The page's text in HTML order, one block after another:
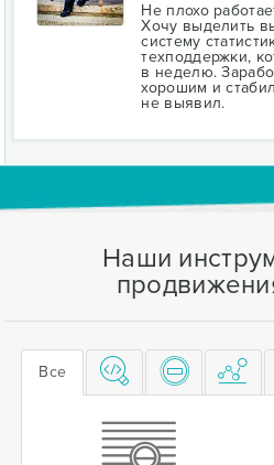
Не плохо
Хочу выделить
систему
техподдержки,
в неделю.
хорошим и
не выявил.
Наши
Все